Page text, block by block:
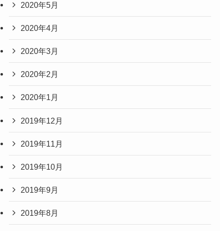
2020年5月
2020年4月
2020年3月
2020年2月
2020年1月
2019年12月
2019年11月
2019年10月
2019年9月
2019年8月